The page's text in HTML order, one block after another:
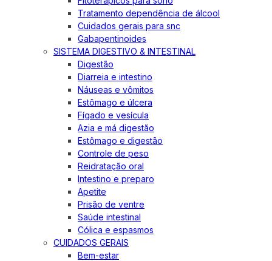
Tratamento dependência de álcool
Cuidados gerais para snc
Gabapentinoides
SISTEMA DIGESTIVO & INTESTINAL
Digestão
Diarreia e intestino
Náuseas e vômitos
Estômago e úlcera
Fígado e vesícula
Azia e má digestão
Estômago e digestão
Controle de peso
Reidratação oral
Intestino e preparo
Apetite
Prisão de ventre
Saúde intestinal
Cólica e espasmos
CUIDADOS GERAIS
Bem-estar